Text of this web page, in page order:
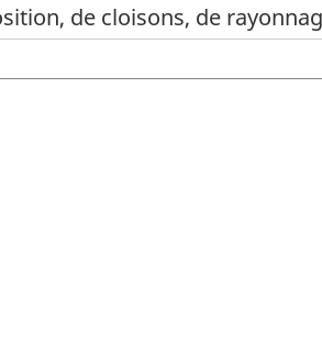
de cloisons, de